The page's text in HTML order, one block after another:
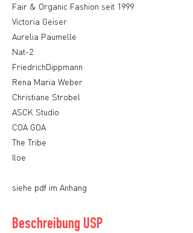
Fair & Organic Fashion seit 1999
Victoria Geiser
Aurelia Paumelle
Nat-2
FriedrichDippmann
Rena Maria Weber
Christiane Strobel
ASCK Studio
COA GOA
The Tribe
Iloe
siehe pdf im Anhang
Beschreibung USP